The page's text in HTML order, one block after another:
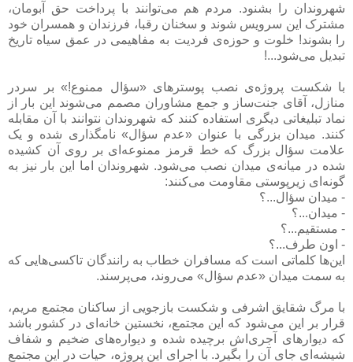
شهروندان را بشنود. مردم هم می‌توانند با پرداخت حق آبومان،
مشترک این سرویس شوند و سخنان رقبا، فرزندان و همسران خود
را بشوند! خلوت و حوزه‌ی فردیت به مفاهیمی در عمق سیاه تاریخ
تبدیل می‌شود...!
با شکست پروژه‌ی نصب پوسترهای «سؤال ممنوع!» بر سردر
منازل، آقای جنت‌ساز و جمع مشاوران مصمم می‌شوند این بار از
نماد تبلیغاتی دیگری استفاده کنند که شهروندان نتوانند با آن مقابله
کنند. میدان بزرگی با عنوان «عدم سؤال» نامگذاری شده و یک
علامت سؤال بزرگ که خط قرمز ممنوعه‌ای بر روی آن کشیده
شده در میانه‌ی میدان نصب می‌شود. شهروندان اما این بار نیز به
گونه‌ای زیرپوستی مقاومت می‌کنند:
- میدان سؤال...؟
- میدان...؟
- مستقیم...؟
- اون طرف...؟
این‌ها کلماتی است که مسافران خطاب به رانندگان تاکسی‌هایی که
به سمت میدان «عدم سؤال» می‌روند، می‌پرسند.
با مرگ شقایق اشرفی و شکست بازجویی از ساکنان مجتمع مریم،
قرار بر این می‌شود که این مجتمع، نخستین خانه‌ای در کشور باشد
که دیوارهای آجری‌اش برچیده شده و دیواره‌های ضخیم و شفاف
شیشه‌ای جای آن را بگیرد. با اجرای این پروژه، حیات در این مجتمع